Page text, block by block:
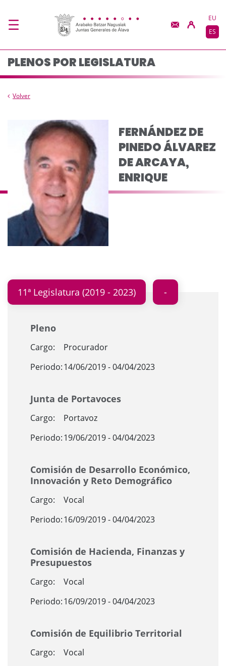
Composición del
EU
ES
PLENOS POR LEGISLATURA
Volver
FERNÁNDEZ DE
PINEDO ÁLVAREZ
DE ARCAYA,
ENRIQUE
11ª Legislatura (2019 - 2023)
Pleno
Cargo:
Procurador
Periodo:14/06/2019 - 04/04/2023
Junta de Portavoces
Cargo:
Portavoz
Periodo:19/06/2019 - 04/04/2023
Comisión de Desarrollo Económico,
Innovación y Reto Demográfico
Cargo:
Vocal
Periodo:16/09/2019 - 04/04/2023
Comisión de Hacienda, Finanzas y
Presupuestos
Cargo:
Vocal
Periodo:16/09/2019 - 04/04/2023
Comisión de Equilibrio Territorial
Cargo:
Vocal